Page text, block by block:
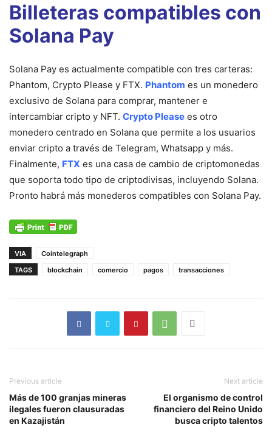
Billeteras compatibles con
Solana Pay
Solana Pay es actualmente compatible con tres carteras:
Phantom, Crypto Please y FTX. Phantom es un monedero
exclusivo de Solana para comprar, mantener e
intercambiar cripto y NFT. Crypto Please es otro
monedero centrado en Solana que permite a los usuarios
enviar cripto a través de Telegram, Whatsapp y más.
Finalmente, FTX es una casa de cambio de criptomonedas
que soporta todo tipo de criptodivisas, incluyendo Solana.
Pronto habrá más monederos compatibles con Solana Pay.
VIA
Cointelegraph
TAGS
blockchain comercio pagos transacciones
Previous article
Más de 100 granjas mineras
ilegales fueron clausuradas
en Kazajistán
Next article
El organismo de control
financiero del Reino Unido
busca cripto talentos